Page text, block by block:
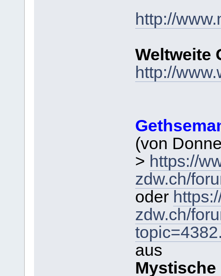
http://
Weltweite
http://
(von
> https://
zdw.ch/
oder
zdw.ch/
aus
Mystische